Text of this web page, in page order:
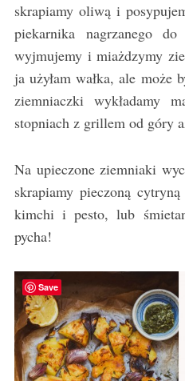
skrapiamy oliwą i
piekarnika nagrzanego
wyjmujemy i miażdzymy
ja użyłam wałka, ale może
ziemniaczki wykładamy
stopniach z grillem od góry
Na upieczone ziemniaki
skrapiamy pieczoną
kimchi i pesto, lub
pycha!
Save